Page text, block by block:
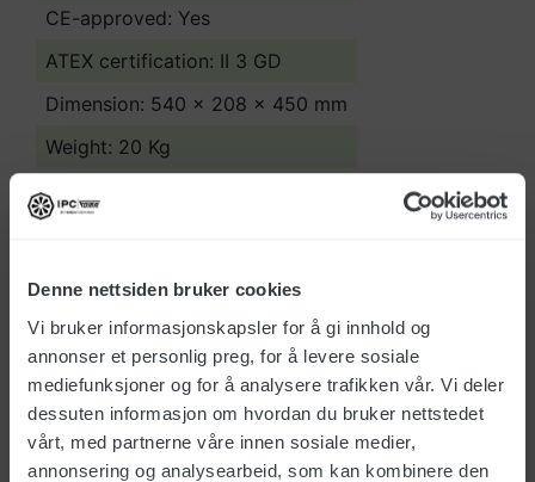
Denne nettsiden bruker cookies
Vi bruker informasjonskapsler for å gi innhold og
annonser et personlig preg, for å levere sosiale
mediefunksjoner og for å analysere trafikken vår. Vi deler
dessuten informasjon om hvordan du bruker nettstedet
vårt, med partnerne våre innen sosiale medier,
annonsering og analysearbeid, som kan kombinere den
CE-approved: Yes
ATEX certification: II 3 GD
Dimension: 540 x 208 x 450 mm
Weight: 20 Kg
Deletegning - 230301.pdf